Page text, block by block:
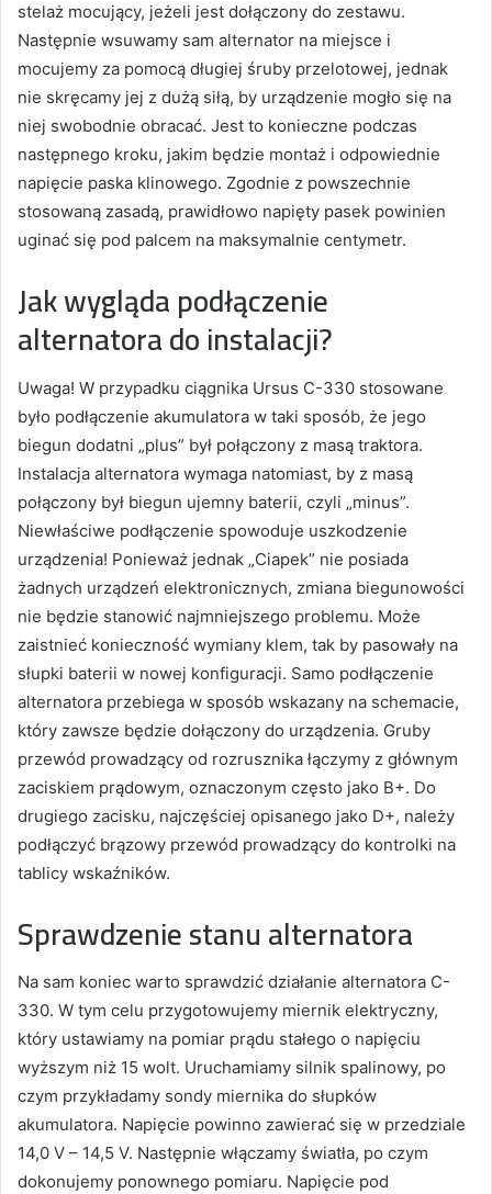
stelaż mocujący, jeżeli jest dołączony do zestawu.
Następnie wsuwamy sam alternator na miejsce i
mocujemy za pomocą długiej śruby przelotowej, jednak
nie skręcamy jej z dużą siłą, by urządzenie mogło się na
niej swobodnie obracać. Jest to konieczne podczas
następnego kroku, jakim będzie montaż i odpowiednie
napięcie paska klinowego. Zgodnie z powszechnie
stosowaną zasadą, prawidłowo napięty pasek powinien
uginać się pod palcem na maksymalnie centymetr.
Jak wygląda podłączenie
alternatora do instalacji?
Uwaga! W przypadku ciągnika Ursus C-330 stosowane
było podłączenie akumulatora w taki sposób, że jego
biegun dodatni „plus” był połączony z masą traktora.
Instalacja alternatora wymaga natomiast, by z masą
połączony był biegun ujemny baterii, czyli „minus”.
Niewłaściwe podłączenie spowoduje uszkodzenie
urządzenia! Ponieważ jednak „Ciapek” nie posiada
żadnych urządzeń elektronicznych, zmiana biegunowości
nie będzie stanowić najmniejszego problemu. Może
zaistnieć konieczność wymiany klem, tak by pasowały na
słupki baterii w nowej konfiguracji. Samo podłączenie
alternatora przebiega w sposób wskazany na schemacie,
który zawsze będzie dołączony do urządzenia. Gruby
przewód prowadzący od rozrusznika łączymy z głównym
zaciskiem prądowym, oznaczonym często jako B+. Do
drugiego zacisku, najczęściej opisanego jako D+, należy
podłączyć brązowy przewód prowadzący do kontrolki na
tablicy wskaźników.
Sprawdzenie stanu alternatora
Na sam koniec warto sprawdzić działanie alternatora C-
330. W tym celu przygotowujemy miernik elektryczny,
który ustawiamy na pomiar prądu stałego o napięciu
wyższym niż 15 wolt. Uruchamiamy silnik spalinowy, po
czym przykładamy sondy miernika do słupków
akumulatora. Napięcie powinno zawierać się w przedziale
14,0 V – 14,5 V. Następnie włączamy światła, po czym
dokonujemy ponownego pomiaru. Napięcie pod